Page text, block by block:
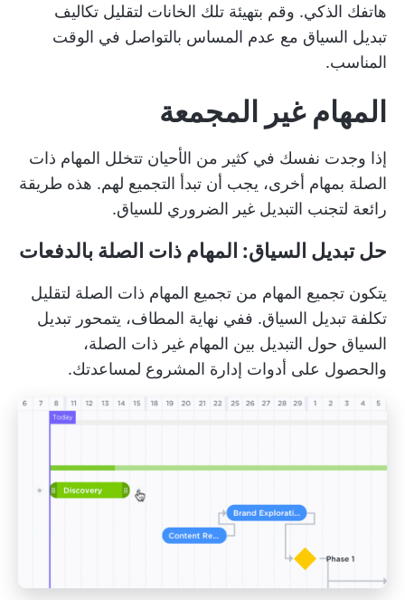
هاتفك الذكي. وقم بتهيئة تلك الخانات لتقليل تكاليف
تبديل السياق مع عدم المساس بالتواصل في الوقت
المناسب.
المهام غير المجمعة
إذا وجدت نفسك في كثير من الأحيان تتخلل المهام ذات
الصلة بمهام أخرى، يجب أن تبدأ التجميع لهم. هذه طريقة
رائعة لتجنب التبديل غير الضروري للسياق.
حل تبديل السياق: المهام ذات الصلة بالدفعات
يتكون تجميع المهام من تجميع المهام ذات الصلة لتقليل
تكلفة تبديل السياق. ففي نهاية المطاف، يتمحور تبديل
السياق حول التبديل بين المهام غير ذات الصلة،
والحصول على أدوات إدارة المشروع لمساعدتك.